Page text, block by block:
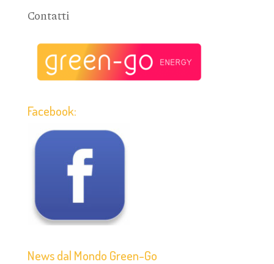
Contatti
Facebook:
News dal Mondo Green-Go